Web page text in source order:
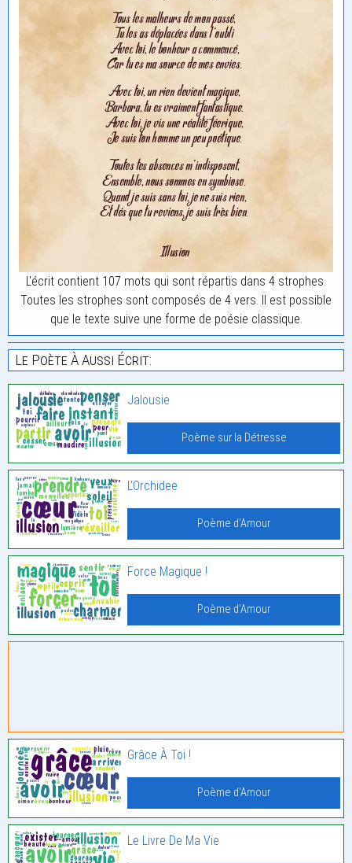
L'écrit contient 107 mots qui sont répartis dans 4 strophes.
Toutes les strophes sont composés de 4 vers. Il est possible
que le texte suive une forme de poésie classique.
Le Poète À Aussi Écrit:
Jalousie
Poème sur la Détresse
L’Orchidee
Poème d'Amour
Force Magique !
Poème d'Amour
Grâce À Toi !
Poème d'Amour
Le Livre De Ma Vie